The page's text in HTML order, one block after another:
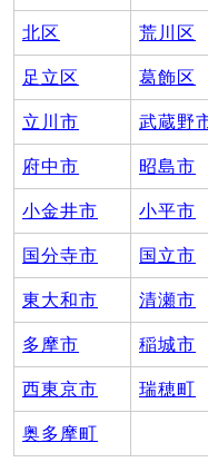
北区 荒川区
足立区 葛飾区
立川市 武蔵野
府中市 昭島市
小金井市 小平市
国分寺市 国立市
東大和市 清瀬市
多摩市 稲城市
西東京市 瑞穂町
奥多摩町